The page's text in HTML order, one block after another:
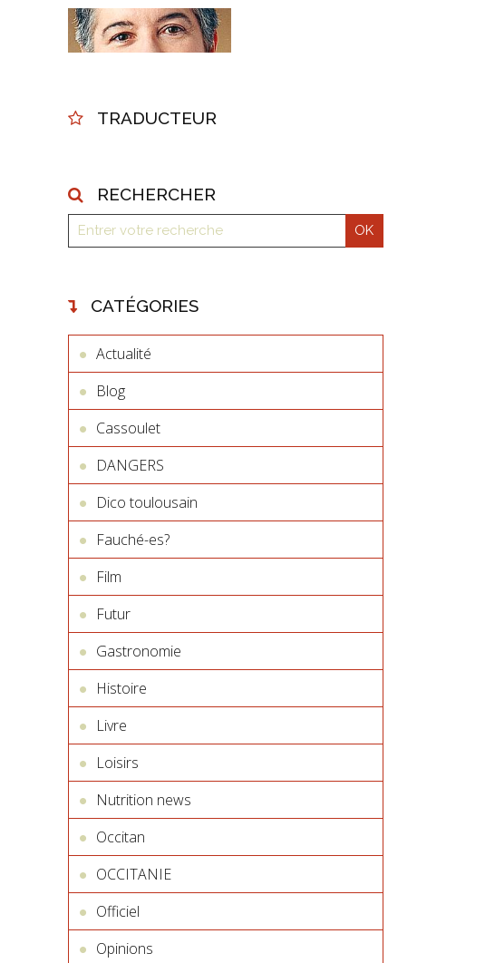
TRADUCTEUR
RECHERCHER
CATÉGORIES
Actualité
Blog
Cassoulet
DANGERS
Dico toulousain
Fauché-es?
Film
Futur
Gastronomie
Histoire
Livre
Loisirs
Nutrition news
Occitan
OCCITANIE
Officiel
Opinions